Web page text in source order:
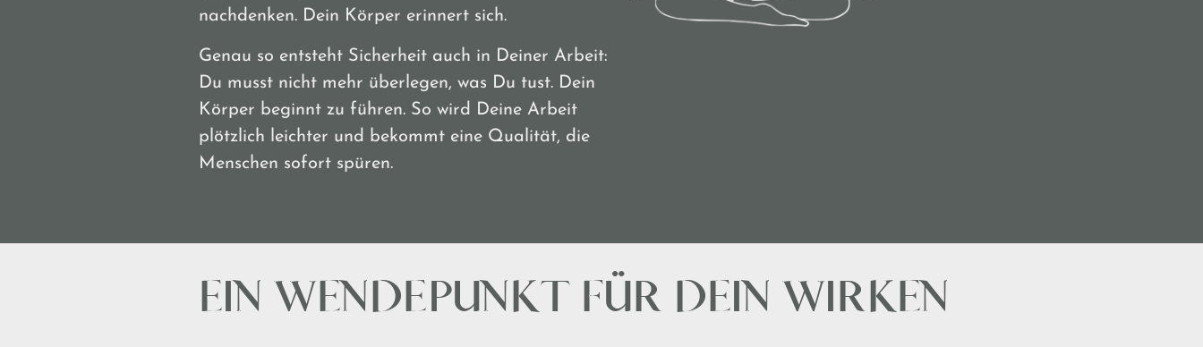
nachdenken. Dein Körper erinnert sich.
Genau so entsteht Sicherheit auch in Deiner Arbeit:
Du musst nicht mehr überlegen, was Du tust. Dein
Körper beginnt zu führen. So wird Deine Arbeit
plötzlich leichter und bekommt eine Qualität, die
Menschen sofort spüren.
EIN WENDEPUNKT FÜR DEIN WIRKEN